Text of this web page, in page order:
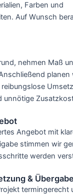
Farben und
Auf Wunsch
nehmen Maß
planen
unnötige
Angebot mit
stimmen wir
werden
& Übergabe
termingerecht